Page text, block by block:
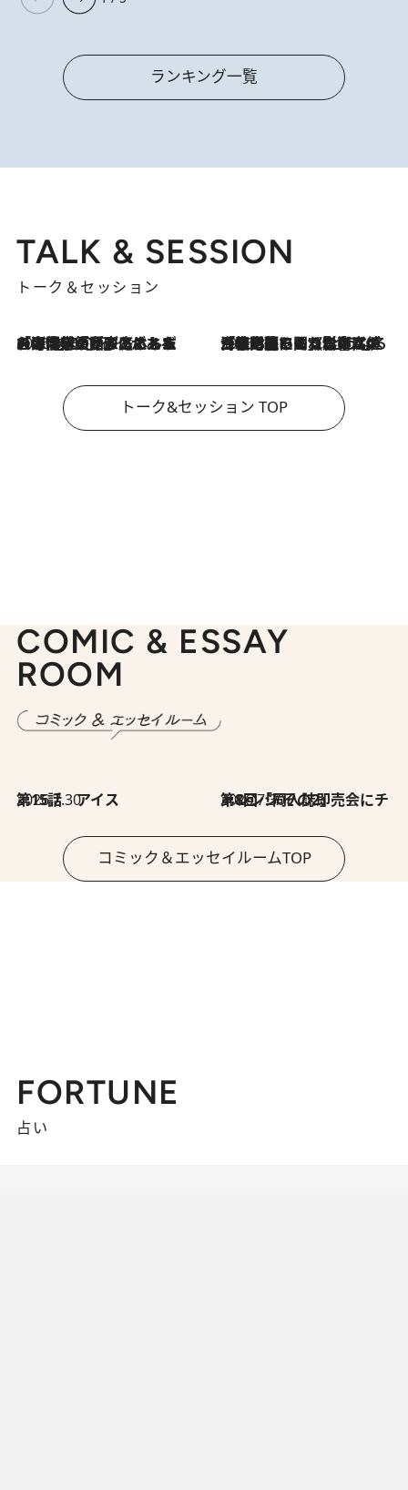
ランキング一覧
TALK & SESSION
トーク＆セッション
2026.8.3
「今後値上げがあるとすれば…」「リスクがあるのは今年の冬」エネルギー専門家が語る、ホルムズ海峡封鎖が家庭にもたらす“ある心配” 2026.8.3
「住宅建てられない…」「サーチャージ料の高値が続いている」ホルムズ海峡封鎖による影響はいつまで続く？《エネルギー専門家に聞く“どうなる日本の暮らし”》
トーク&セッション TOP
COMIC & ESSAY
ROOM
2026.7.30
第15話 アイス 2026.7.30
第8回「同人誌即売会にチャレンジ その2」
コミック＆エッセイルームTOP
FORTUNE
占い